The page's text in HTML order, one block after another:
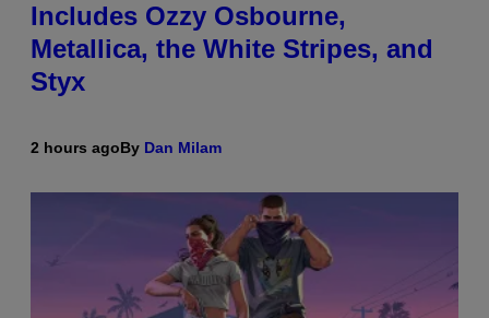
Includes Ozzy Osbourne,
Metallica, the White Stripes, and
Styx
2 hours agoBy Dan Milam